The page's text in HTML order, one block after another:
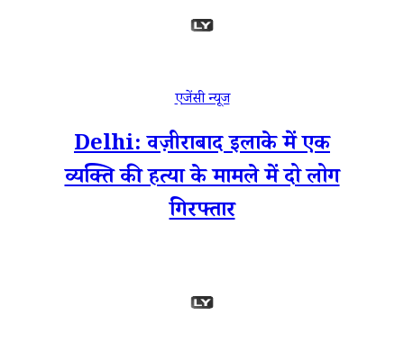
एजेंसी न्यूज
Delhi: वज़ीराबाद इलाके में एक
व्यक्ति की हत्या के मामले में दो लोग
गिरफ्तार